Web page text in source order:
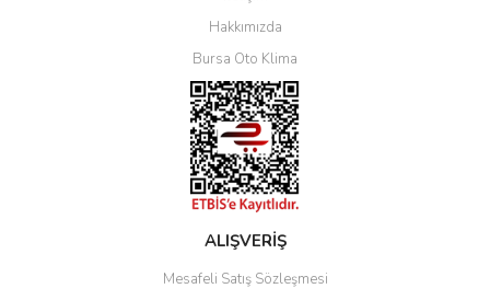
Hakkımızda
Bursa Oto Klima
ALIŞVERİŞ
Mesafeli Satış Sözleşmesi